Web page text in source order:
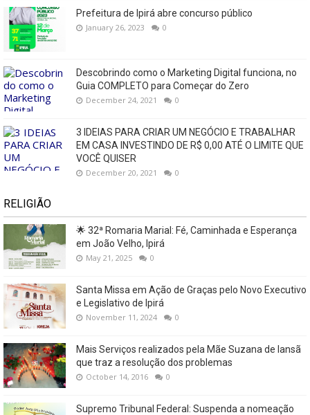
Prefeitura de Ipirá abre concurso público
January 26, 2023 0
Descobrindo como o Marketing Digital funciona, no
Guia COMPLETO para Começar do Zero
December 24, 2021 0
3 IDEIAS PARA CRIAR UM NEGÓCIO E TRABALHAR
EM CASA INVESTINDO DE R$ 0,00 ATÉ O LIMITE QUE
VOCÊ QUISER
December 20, 2021 0
RELIGIÃO
🌟 32ª Romaria Marial: Fé, Caminhada e Esperança
em João Velho, Ipirá
May 21, 2025 0
Santa Missa em Ação de Graças pelo Novo Executivo
e Legislativo de Ipirá
November 11, 2024 0
Mais Serviços realizados pela Mãe Suzana de Iansã
que traz a resolução dos problemas
October 14, 2016 0
Supremo Tribunal Federal: Suspenda a nomeação